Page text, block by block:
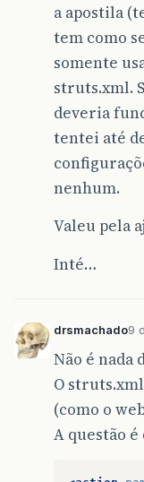
a apostila
tem como
somente
struts.xml.
deveria
tentei até
nenhum.
Valeu pela
Inté…
drsmachado9
Não é nada
O
(como o
A questão